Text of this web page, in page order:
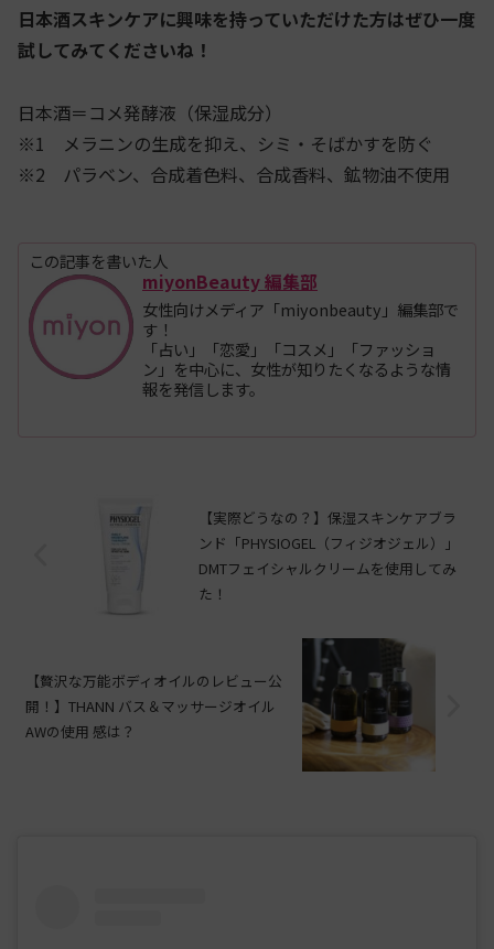
日本酒スキンケアに興味を持っていただけた方はぜひ一度
試してみてくださいね！
日本酒＝コメ発酵液（保湿成分）
※1 メラニンの生成を抑え、シミ・そばかすを防ぐ
※2 パラベン、合成着色料、合成香料、鉱物油不使用
この記事を書いた人
miyonBeauty 編集部
女性向けメディア「miyonbeauty」編集部で
す！
「占い」「恋愛」「コスメ」「ファッショ
ン」を中心に、女性が知りたくなるような情
報を発信します。
【実際どうなの？】保湿スキンケアブラ
ンド「PHYSIOGEL（フィジオジェル）」
DMTフェイシャルクリームを使用してみ
た！
【贅沢な万能ボディオイルのレビュー公
開！】THANN バス＆マッサージオイル
AWの使用 感は？